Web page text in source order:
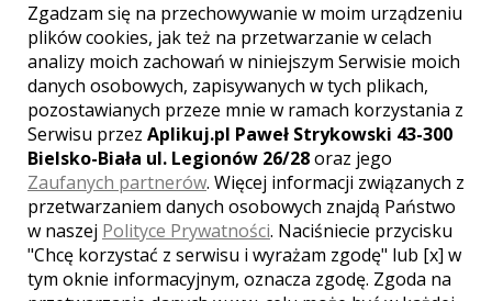
MIEJSCOWOŚCI W POBLIŻU
Wesele Krościenko nad Dunajcem,Wesele Stary Sącz
WASZA OCENA:
Zgadzam się na przechowywanie w moim urządzeniu
plików cookies, jak też na przetwarzanie w celach
analizy moich zachowań w niniejszym Serwisie moich
danych osobowych, zapisywanych w tych plikach,
pozostawianych przeze mnie w ramach korzystania z
Serwisu przez Aplikuj.pl Paweł Strykowski 43-300
Bielsko-Biała ul. Legionów 26/28oraz jego
Zaufanych partnerów. Więcej informacji związanych z
przetwarzaniem danych osobowych znajdą Państwo
w naszej Polityce Prywatności. Naciśniecie przycisku
"Chcę korzystać z serwisu i wyrażam zgodę" lub [x] w
tym oknie informacyjnym, oznacza zgodę. Zgoda na